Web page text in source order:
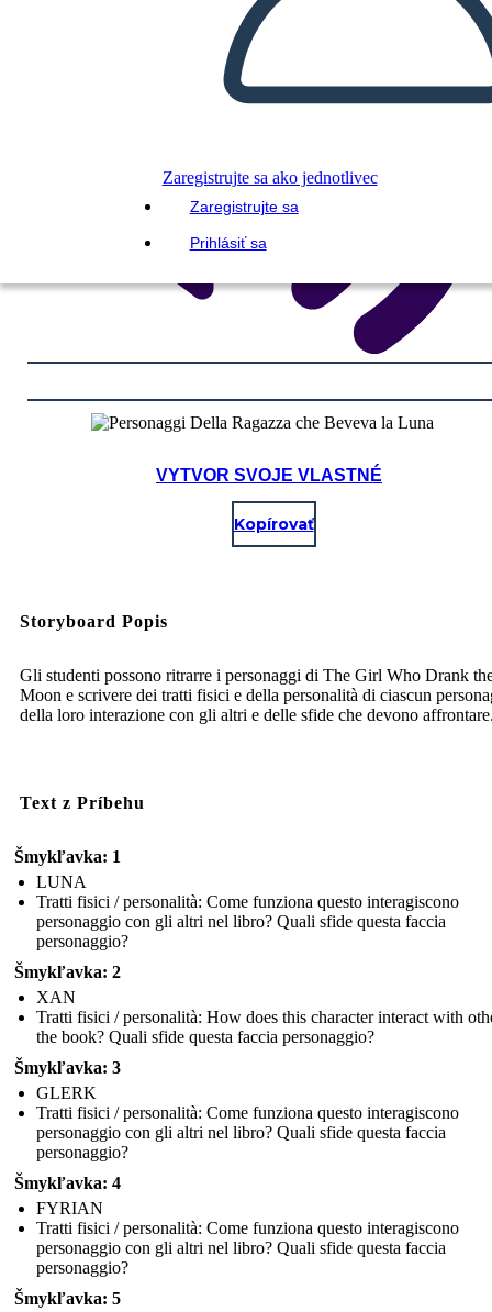
Zaregistrujte sa ako jednotlivec
Zaregistrujte sa
Prihlásiť sa
VYTVOR SVOJE VLASTNÉ
Kopírovať
Storyboard Popis
Gli studenti possono ritrarre i personaggi di The Girl Who Drank
Moon e scrivere dei tratti fisici e della personalità di ciascun
della loro interazione con gli altri e delle sfide che devono
Text z Príbehu
Šmykľavka: 1
LUNA
Tratti fisici / personalità: Come funziona questo interagiscono
personaggio con gli altri nel libro? Quali sfide questa faccia
personaggio?
Šmykľavka: 2
XAN
Tratti fisici / personalità: How does this character interact with
the book? Quali sfide questa faccia personaggio?
Šmykľavka: 3
GLERK
Tratti fisici / personalità: Come funziona questo interagiscono
personaggio con gli altri nel libro? Quali sfide questa faccia
personaggio?
Šmykľavka: 4
FYRIAN
Tratti fisici / personalità: Come funziona questo interagiscono
personaggio con gli altri nel libro? Quali sfide questa faccia
personaggio?
Šmykľavka: 5